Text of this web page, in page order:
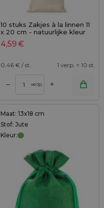
10 stuks Zakjes à la linnen 11
x 20 cm - natuurlijke kleur
4,59€
0,46 € / st. 1 verp. = 10 st.
– verp. +
Maat: 13x18 cm
Stof: Jute
Kleur: